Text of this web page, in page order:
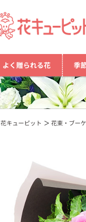
よく贈られる花 季
花キューピット 花束・ブーケ